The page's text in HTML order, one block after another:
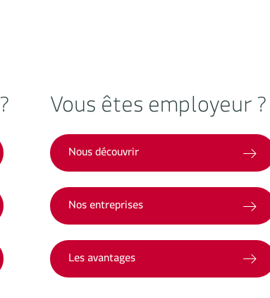
Vous êtes employeur ?
Nous découvrir
Nos entreprises
Les avantages